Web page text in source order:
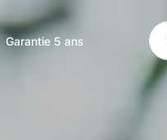
Garantie 5 ans